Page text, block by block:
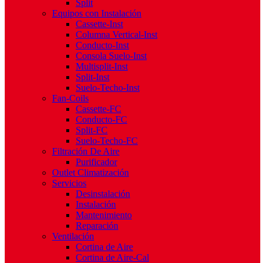
Split
Equipos con Instalación
Cassette-Inst
Columna Vertical-Inst
Conducto-Inst
Consola Suelo-Inst
Multisplit-Inst
Split-Inst
Suelo-Techo-Inst
Fan-Coils
Cassette-FC
Conducto-FC
Split-FC
Suelo-Techo-FC
Filtración De Aire
Purificador
Outlet Climatización
Servicios
Desinstalación
Instalación
Mantenimiento
Reparación
Ventilación
Cortina de Aire
Cortina de Aire-Cal